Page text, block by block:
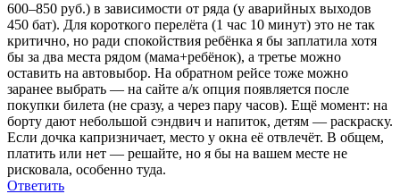
600–850 руб.) в зависимости от ряда (у аварийных выходов
450 бат). Для короткого перелёта (1 час 10 минут) это не так
критично, но ради спокойствия ребёнка я бы заплатила хотя
бы за два места рядом (мама+ребёнок), а третье можно
оставить на автовыбор. На обратном рейсе тоже можно
заранее выбрать — на сайте а/к опция появляется после
покупки билета (не сразу, а через пару часов). Ещё момент: на
борту дают небольшой сэндвич и напиток, детям — раскраску.
Если дочка капризничает, место у окна её отвлечёт. В общем,
платить или нет — решайте, но я бы на вашем месте не
рисковала, особенно туда.
Ответить